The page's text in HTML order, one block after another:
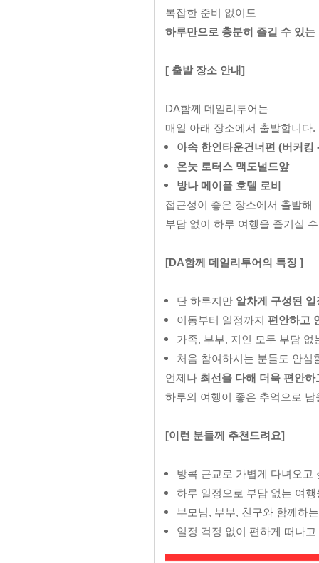
복잡한 준비 없이도
하루만으로 충분히 즐길 수 있는
[ 출발 장소 안내]
DA함께 데일리투어는
매일 아래 장소에서 출발합니다.
아속 한인타운건너편 (버커
온눗 로터스 맥도널드앞
방나 메이플 호텔 로비
접근성이 좋은 장소에서 출발해
부담 없이 하루 여행을 즐기실
[DA함께 데일리투어의 특징 ]
단 하루지만 알차게 구성된 일
이동부터 일정까지 편안하고
가족, 부부, 지인 모두 부담 없
처음 참여하시는 분들도 안심
언제나 최선을 다해 더욱 편안하
하루의 여행이 좋은 추억으로
[이런 분들께 추천드려요]
방콕 근교로 가볍게 다녀오고
하루 일정으로 부담 없는 여
부모님, 부부, 친구와 함께하
일정 걱정 없이 편하게 떠나고